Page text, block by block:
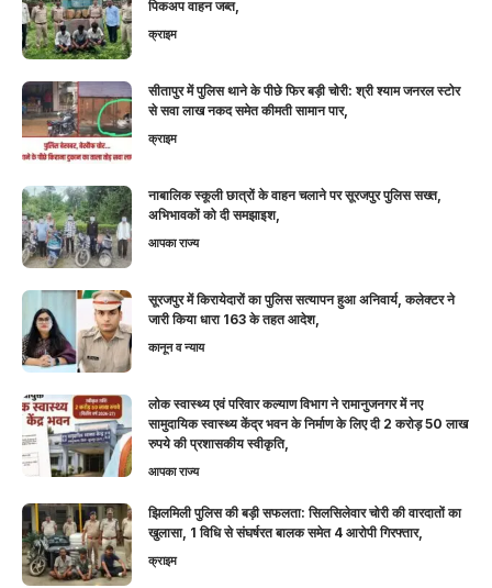
पिकअप वाहन जब्त,
क्राइम
सीतापुर में पुलिस थाने के पीछे फिर बड़ी चोरी: श्री श्याम जनरल स्टोर
से सवा लाख नकद समेत कीमती सामान पार,
क्राइम
नाबालिक स्कूली छात्रों के वाहन चलाने पर सूरजपुर पुलिस सख्त,
अभिभावकों को दी समझाइश,
आपका राज्य
सूरजपुर में किरायेदारों का पुलिस सत्यापन हुआ अनिवार्य, कलेक्टर ने
जारी किया धारा 163 के तहत आदेश,
कानून व न्याय
लोक स्वास्थ्य एवं परिवार कल्याण विभाग ने रामानुजनगर में नए
सामुदायिक स्वास्थ्य केंद्र भवन के निर्माण के लिए दी 2 करोड़ 50 लाख
रुपये की प्रशासकीय स्वीकृति,
आपका राज्य
झिलमिली पुलिस की बड़ी सफलता: सिलसिलेवार चोरी की वारदातों का
खुलासा, 1 विधि से संघर्षरत बालक समेत 4 आरोपी गिरफ्तार,
क्राइम